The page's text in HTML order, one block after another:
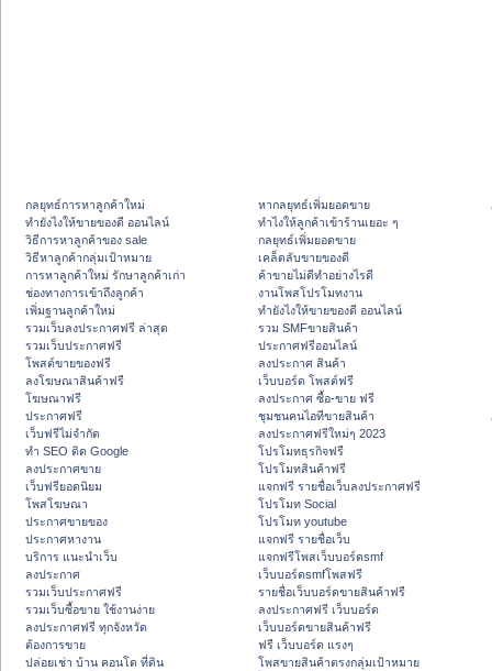
กลยุทธ์การหาลูกค้าใหม่
ทํายังไงให้ขายของดี ออนไลน์
วิธีการหาลูกค้าของ sale
วิธีหาลูกค้ากลุ่มเป้าหมาย
การหาลูกค้าใหม่ รักษาลูกค้าเก่า
ช่องทางการเข้าถึงลูกค้า
เพิ่มฐานลูกค้าใหม่
รวมเว็บลงประกาศฟรี ล่าสุด
รวมเว็บประกาศฟรี
โพสต์ขายของฟรี
ลงโฆษณาสินค้าฟรี
โฆษณาฟรี
ประกาศฟรี
เว็บฟรีไม่จำกัด
ทำ SEO ติด Google
ลงประกาศขาย
เว็บฟรียอดนิยม
โพสโฆษณา
ประกาศขายของ
ประกาศหางาน
บริการ แนะนำเว็บ
ลงประกาศ
รวมเว็บประกาศฟรี
รวมเว็บซื้อขาย ใช้งานง่าย
ลงประกาศฟรี ทุกจังหวัด
ต้องการขาย
ปล่อยเช่า บ้าน คอนโด ที่ดิน
หากลยุทธ์เพิ่มยอดขาย
ทําไงให้ลูกค้าเข้าร้านเยอะ ๆ
กลยุทธ์เพิ่มยอดขาย
เคล็ดลับขายของดี
ค้าขายไม่ดีทำอย่างไรดี
งานโพสโปรโมทงาน
ทํายังไงให้ขายของดี ออนไลน์
รวม SMFขายสินค้า
ประกาศฟรีออนไลน์
ลงประกาศ สินค้า
เว็บบอร์ด โพสต์ฟรี
ลงประกาศ ซื้อ-ขาย ฟรี
ชุมชนคนไอทีขายสินค้า
ลงประกาศฟรีใหม่ๆ 2023
โปรโมทธุรกิจฟรี
โปรโมทสินค้าฟรี
แจกฟรี รายชื่อเว็บลงประกาศฟรี
โปรโมท Social
โปรโมท youtube
แจกฟรี รายชื่อเว็บ
แจกฟรีโพสเว็บบอร์ดsmf
เว็บบอร์ดsmfโพสฟรี
รายชื่อเว็บบอร์ดขายสินค้าฟรี
ลงประกาศฟรี เว็บบอร์ด
เว็บบอร์ดขายสินค้าฟรี
ฟรี เว็บบอร์ด แรงๆ
โพสขายสินค้าตรงกลุ่มเป้าหมาย